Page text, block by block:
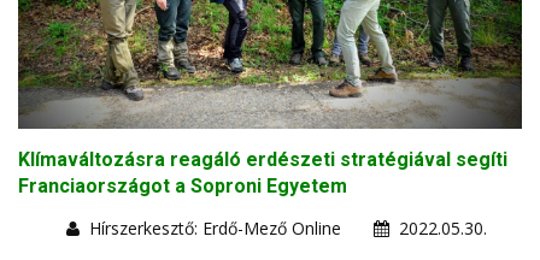
Klímaváltozásra reagáló erdészeti stratégiával segíti
Franciaországot a Soproni Egyetem
Hírszerkesztő: Erdő-Mező Online
2022.05.30.